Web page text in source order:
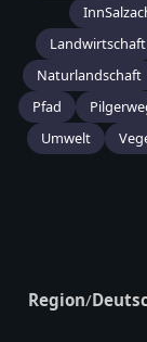
Landwirtschaft
Naturlandschaft
Pfad
Umwelt
Region/